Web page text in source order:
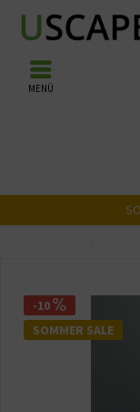
MENÜ
-10
SOMMER SALE